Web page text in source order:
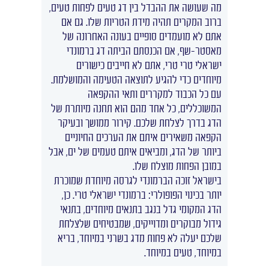
מה שעושה את ההבדל בין דג טעים לפחות טעים,
ברוב המקרים תהיה מידת הטריות שלו. גם אם
אתם לא מועמדים סופיים בעונה האחרונה של
מאסטר-שף, אם הכנסתם הביתה דג ברמונדי
ישראלי טרי טרי, אתם לא חייבים כישורים
מיוחדים כדי להגיע לתוצאה הטעימה והמושלמת.
עם כל הכבוד למקררים ותאי ההקפאה
המשוכללים, כל אחד מהם הוא תחנה מיותרת של
הדג בדרך לצלחת שלכם. קירור ממושך ובעיקר
הקפאה משאירים איתם את הערכים החיוניים
ביותר של הדג, ומביאים איתם טעמים של ים, אבל
במובן הפחות מוצלח שלו.
בישראל זוכה הברמונדי לגרסה מיוחדת שמוכרת
יותר בכינוי הפופולרי: ברמונדי ישראלי טרי. כן,
הדג המקומי גדל בנגב בתנאים מיוחדים, בתנאי
גידול מבוקרים ומדוייקים, שמבטיחים שלצלחת
שלכם יעלה לא פחות מדג בשרני במיוחד, בריא
במיוחד, טעים במיוחד.